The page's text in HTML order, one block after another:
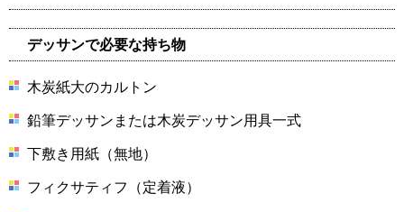
デッサンで必要な持ち物
木炭紙大のカルトン
鉛筆デッサンまたは木炭デッサン用具一式
下敷き用紙（無地）
フィクサティフ（定着液）